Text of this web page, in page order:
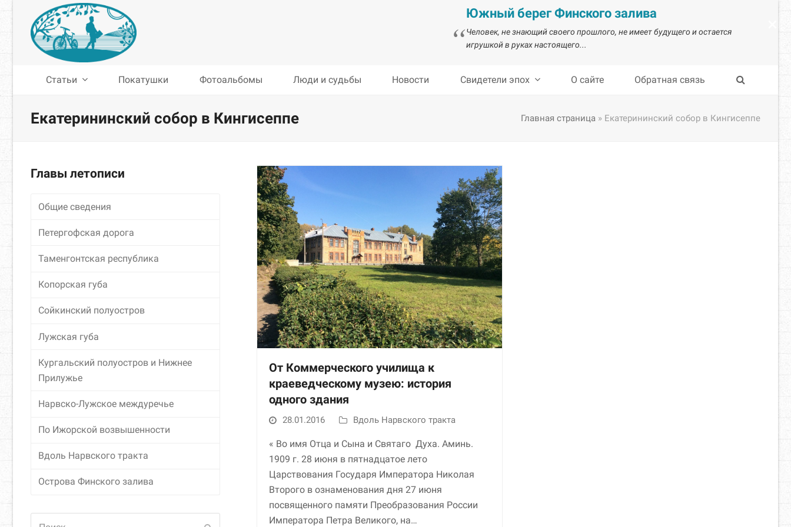
Южный берег Финского залива
Человек, не знающий своего прошлого, не имеет будущего и остается
игрушкой в руках настоящего...
Статьи Покатушки Фотоальбомы Люди и судьбы Новости Свидетели эпох О сайте Обратная связь
Екатерининский собор в Кингисеппе Главная страница » Екатерининский собор в Кингисеппе
От Коммерческого училища к
краеведческому музею: история
одного здания
28.01.2016 Вдоль Нарвского тракта
« Во имя Отца и Сына и Святаго Духа. Аминь.
1909 г. 28 июня в пятнадцатое лето
Царствования Государя Императора Николая
Второго в ознаменования дня 27 июня
посвященного памяти Преобразования России
Императора Петра Великого, на…
Главы летописи
Общие сведения
Петергофская дорога
Таменгонтская республика
Копорская губа
Сойкинский полуостров
Лужская губа
Кургальский полуостров и Нижнее
Прилужье
Нарвско-Лужское междуречье
По Ижорской возвышенности
Вдоль Нарвского тракта
Острова Финского залива
Необходимые
обязательно. Они
функционирования
веб-сайта.
Статистика и
аналитика
Для того чтобы